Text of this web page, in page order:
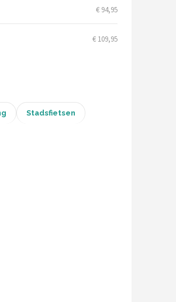
€ 94,95
€ 109,95
Stadsfietsen